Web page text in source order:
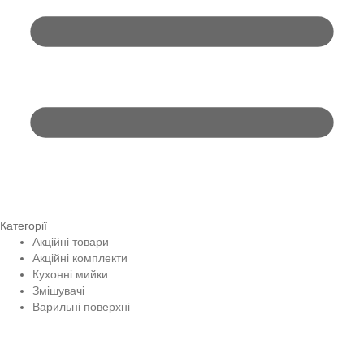
Категорії
Акційні товари
Акційні комплекти
Кухонні мийки
Змішувачі
Варильні поверхні